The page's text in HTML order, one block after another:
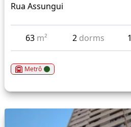
Rua Assungui
63 m² 2 dorms 1
Metrô